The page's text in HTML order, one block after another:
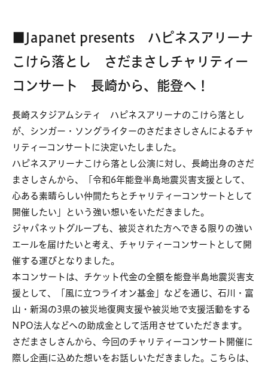
■Japanet presents ハピネスアリーナ
こけら落とし さだまさしチャリティー
コンサート 長崎から、能登へ！
長崎スタジアムシティ ハピネスアリーナのこけら落とし
が、シンガー・ソングライターのさだまさしさんによるチャ
リティーコンサートに決定いたしました。
ハピネスアリーナこけら落とし公演に対し、長崎出身のさだ
まさしさんから、「令和6年能登半島地震災害支援として、
心ある素晴らしい仲間たちとチャリティーコンサートとして
開催したい」という強い想いをいただきました。
ジャパネットグループも、被災された方へできる限りの強い
エールを届けたいと考え、チャリティーコンサートとして開
催する運びとなりました。
本コンサートは、チケット代金の全額を能登半島地震災害支
援として、「風に立つライオン基金」などを通じ、石川・富
山・新潟の3県の被災地復興支援や被災地で支援活動をする
NPO法人などへの助成金として活用させていただきます。
さだまさしさんから、今回のチャリティーコンサート開催に
際し企画に込めた想いをお話しいただきました。こちらは、